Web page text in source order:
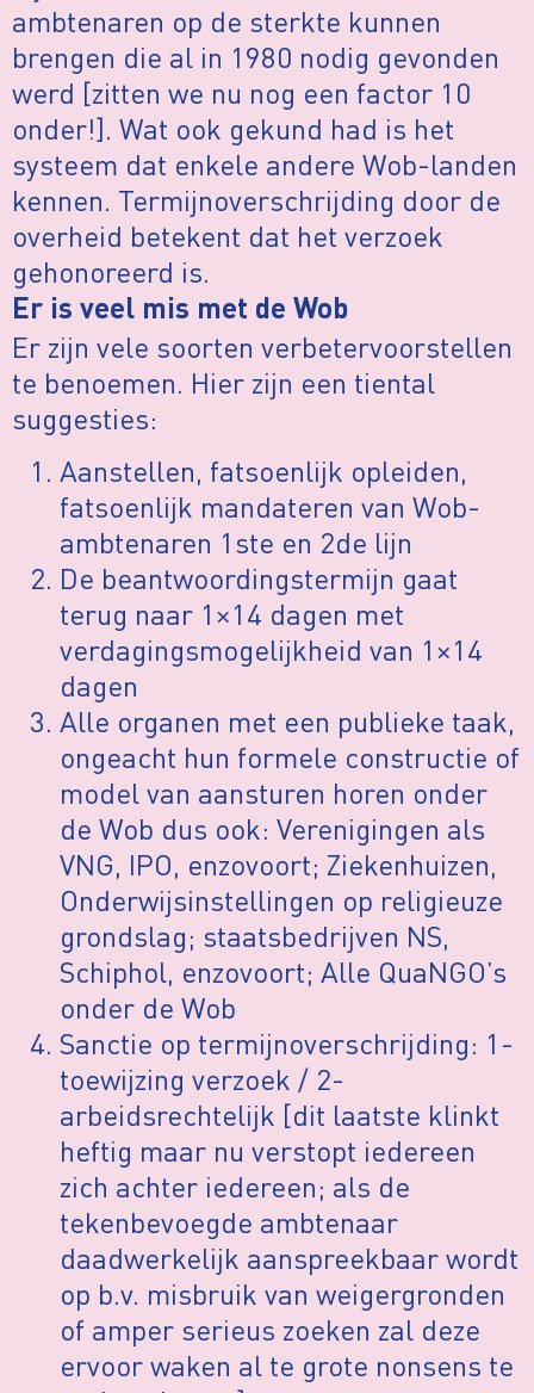
ambtenaren op de sterkte kunnen
brengen die al in 1980 nodig gevonden
werd [zitten we nu nog een factor 10
onder!]. Wat ook gekund had is het
systeem dat enkele andere Wob-landen
kennen. Termijnoverschrijding door de
overheid betekent dat het verzoek
gehonoreerd is.
Er is veel mis met de Wob
Er zijn vele soorten verbetervoorstellen
te benoemen. Hier zijn een tiental
suggesties:
Aanstellen, fatsoenlijk opleiden,
fatsoenlijk mandateren van Wob-
ambtenaren 1ste en 2de lijn
De beantwoordingstermijn gaat
terug naar 1×14 dagen met
verdagingsmogelijkheid van 1×14
dagen
Alle organen met een publieke taak,
ongeacht hun formele constructie of
model van aansturen horen onder
de Wob dus ook: Verenigingen als
VNG, IPO, enzovoort; Ziekenhuizen,
Onderwijsinstellingen op religieuze
grondslag; staatsbedrijven NS,
Schiphol, enzovoort; Alle QuaNGO’s
onder de Wob
Sanctie op termijnoverschrijding: 1-
toewijzing verzoek / 2-
arbeidsrechtelijk [dit laatste klinkt
heftig maar nu verstopt iedereen
zich achter iedereen; als de
tekenbevoegde ambtenaar
daadwerkelijk aanspreekbaar wordt
op b.v. misbruik van weigergronden
of amper serieus zoeken zal deze
ervoor waken al te grote nonsens te